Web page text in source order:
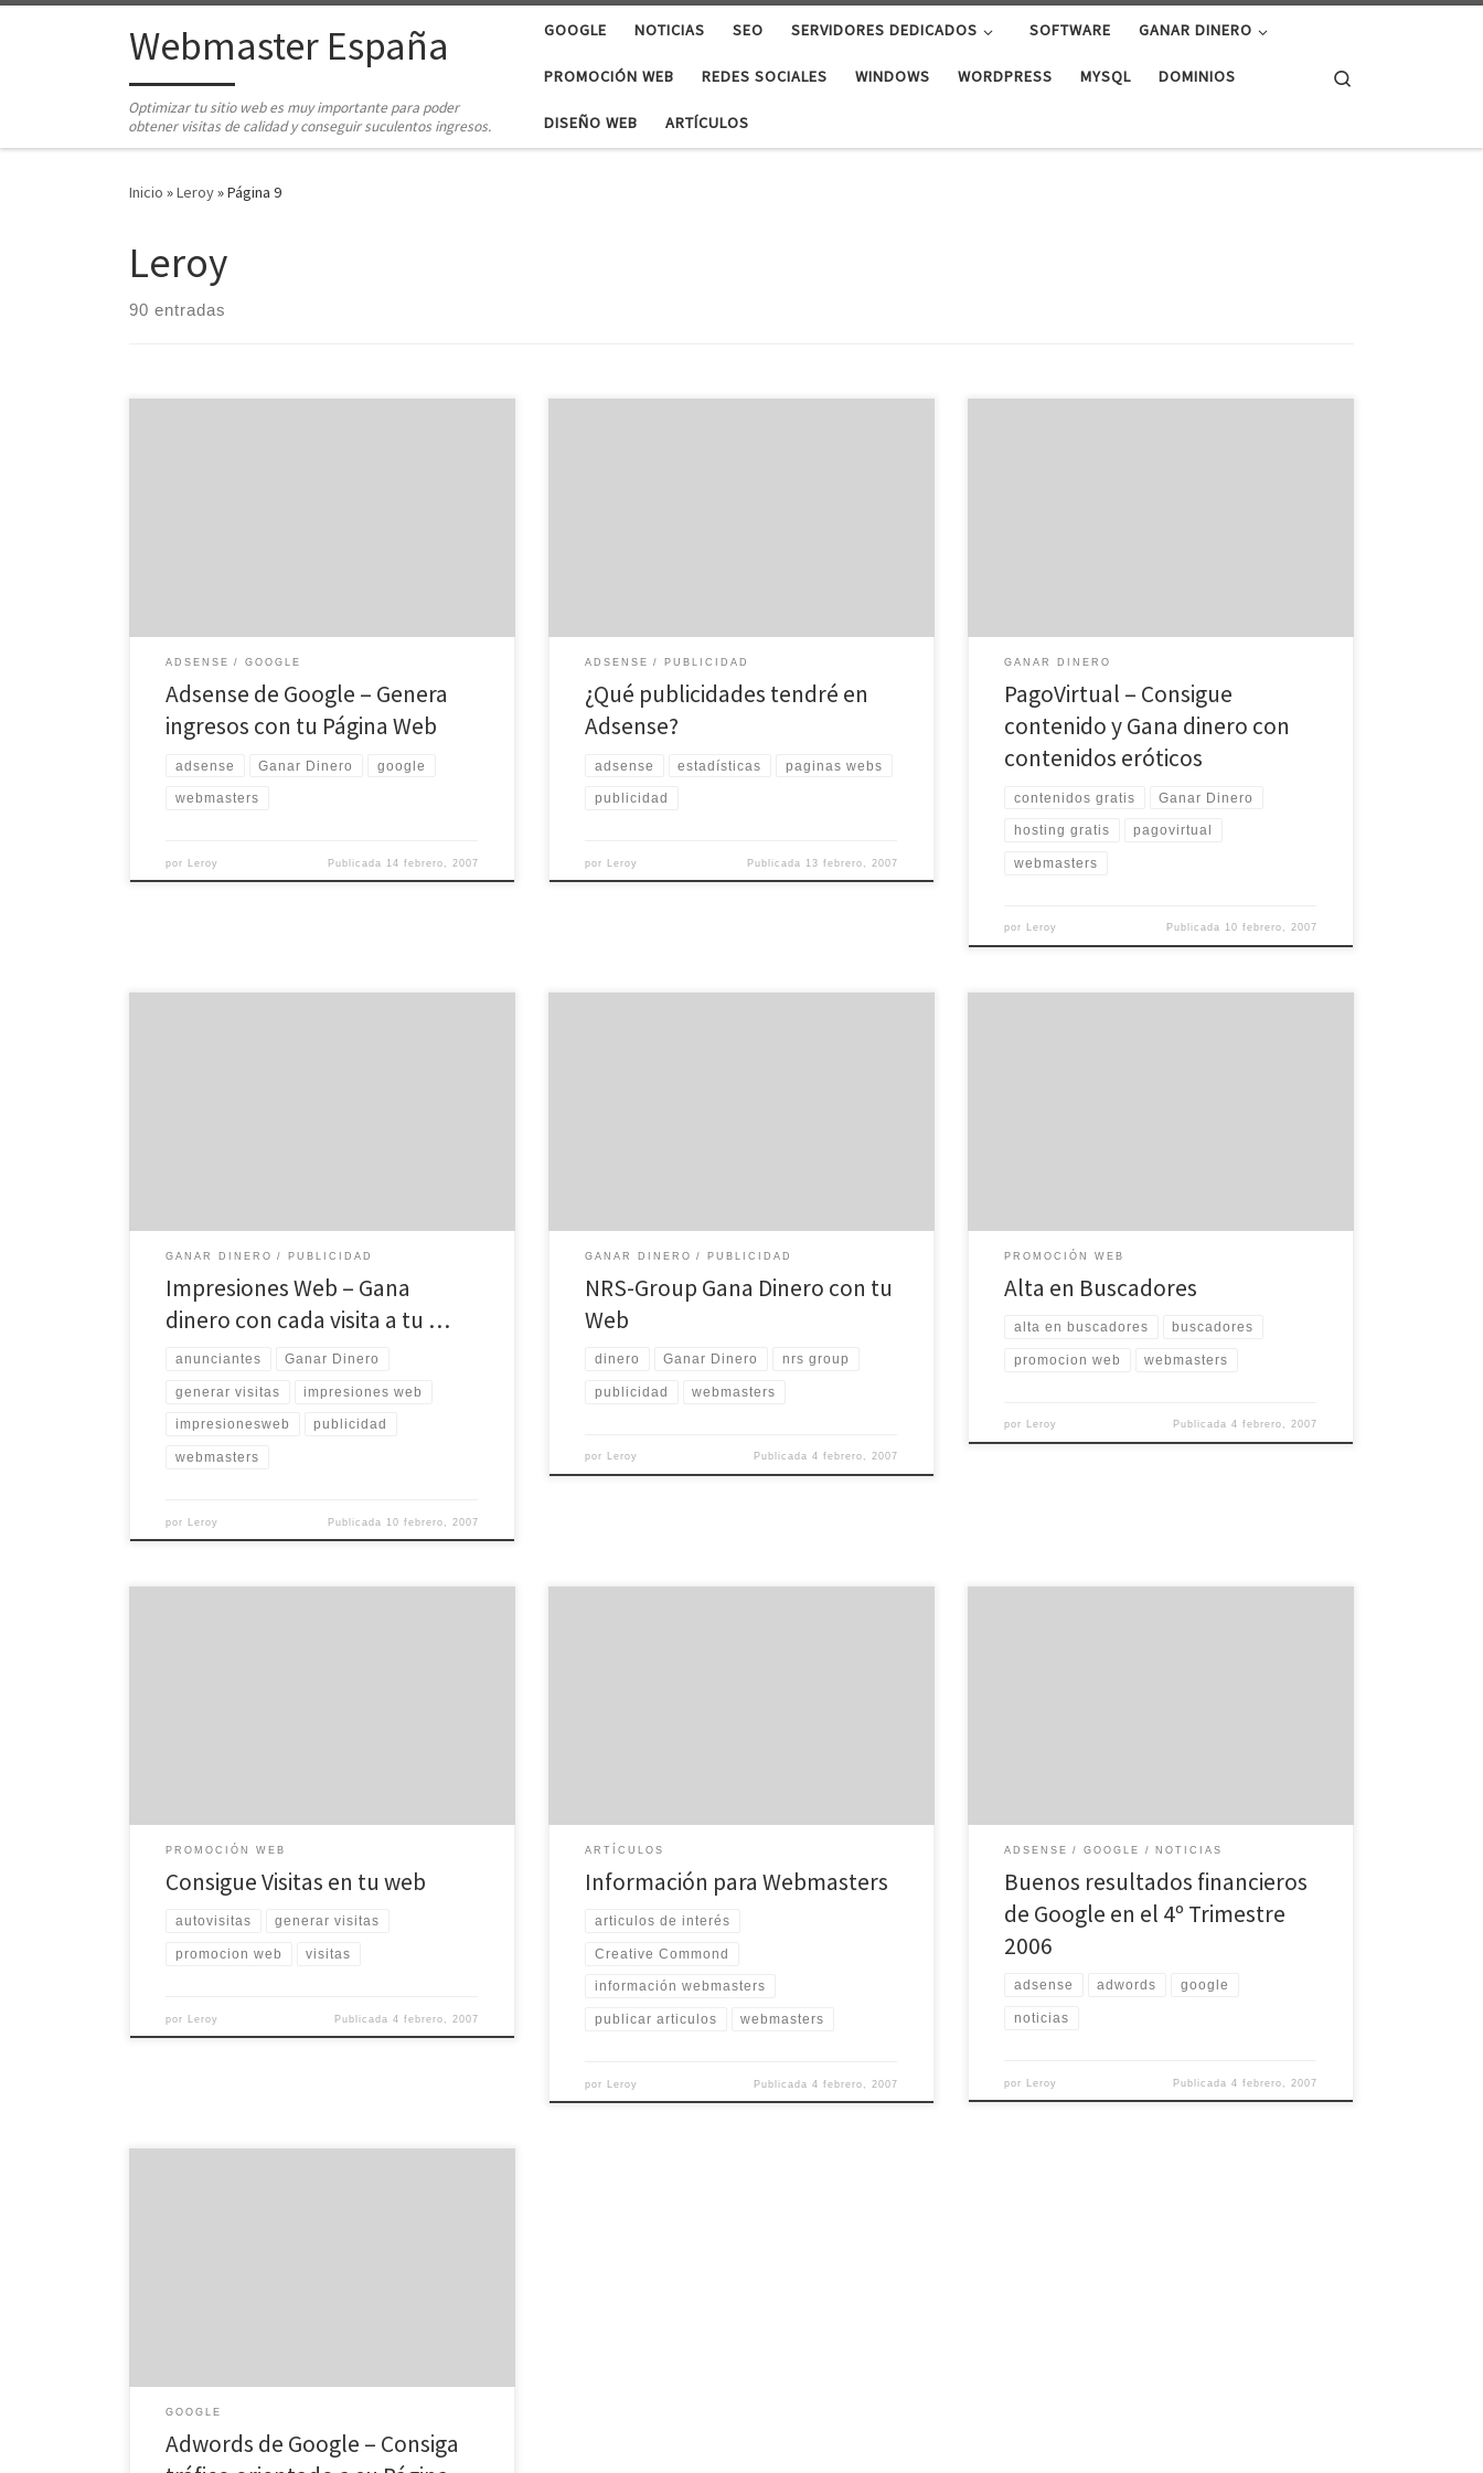
Saltar al contenidoWebmaster España
Optimizar tu sitio web es muy importante para poder
obtener visitas de calidad y conseguir suculentos ingresos.
GOOGLE NOTICIAS SEO SERVIDORES DEDICADOS SOFTWARE GANAR DINERO
PROMOCIÓN WEB REDES SOCIALES WINDOWS WORDPRESS MYSQL DOMINIOS
DISEÑO WEB ARTÍCULOS
Inicio »Leroy»Página 9
Leroy
90 entradas
ADSENSE GOOGLE
Adsense de Google – Genera
ingresos con tu Página Web
adsense Ganar Dinero google
webmasters
por Leroy Publicada 14 febrero, 2007
ADSENSE PUBLICIDAD
¿Qué publicidades tendré en
Adsense?
adsense estadísticas paginas webs
publicidad
por Leroy Publicada 13 febrero, 2007
GANAR DINERO
PagoVirtual – Consigue
contenido y Gana dinero con
contenidos eróticos
contenidos gratis Ganar Dinero
hosting gratis pagovirtual
webmasters
por Leroy Publicada 10 febrero, 2007
GANAR DINERO PUBLICIDAD
Impresiones Web – Gana
dinero con cada visita a tu …
anunciantes Ganar Dinero
generar visitas impresiones web
impresionesweb publicidad
webmasters
por Leroy Publicada 10 febrero, 2007
GANAR DINERO PUBLICIDAD
NRS-Group Gana Dinero con tu
Web
dinero Ganar Dinero nrs group
publicidad webmasters
por Leroy Publicada 4 febrero, 2007
PROMOCIÓN WEB
Alta en Buscadores
alta en buscadores buscadores
promocion web webmasters
por Leroy Publicada 4 febrero, 2007
PROMOCIÓN WEB
Consigue Visitas en tu web
autovisitas generar visitas
promocion web visitas
por Leroy Publicada 4 febrero, 2007
ARTÍCULOS
Información para Webmasters
articulos de interés
Creative Commond
información webmasters
publicar articulos webmasters
por Leroy Publicada 4 febrero, 2007
ADSENSE GOOGLE NOTICIAS
Buenos resultados financieros
de Google en el 4º Trimestre
2006
adsense adwords google
noticias
por Leroy Publicada 4 febrero, 2007
GOOGLE
Adwords de Google – Consiga